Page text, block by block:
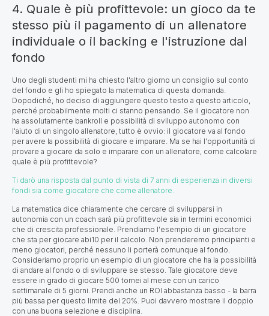
4. Quale è più profittevole: un gioco da te
stesso più il pagamento di un allenatore
individuale o il backing e l'istruzione dal
fondo
Uno degli studenti mi ha chiesto l'altro giorno un consiglio sul conto
del fondo e gli ho spiegato la matematica di questa domanda.
Dopodiché, ho deciso di aggiungere questo testo a questo articolo,
perché probabilmente molti ci stanno pensando. Se il giocatore non
ha assolutamente bankroll e possibilità di sviluppo autonomo con
l'aiuto di un singolo allenatore, tutto è ovvio: il giocatore va al fondo
per avere la possibilità di giocare e imparare. Ma se hai l'opportunità di
provare a giocare da solo e imparare con un allenatore, come calcolare
quale è più profittevole?
Ti darò una risposta dal punto di vista di 7 anni di esperienza in diversi
fondi sia come giocatore che come allenatore.
La matematica dice chiaramente che cercare di svilupparsi in
autonomia con un coach sarà più profittevole sia in termini economici
che di crescita professionale. Prendiamo l'esempio di un giocatore
che sta per giocare abi10 per il calcolo. Non prenderemo principianti e
meno giocatori, perché nessuno li porterà comunque al fondo.
Consideriamo proprio un esempio di un giocatore che ha la possibilità
di andare al fondo o di sviluppare se stesso. Tale giocatore deve
essere in grado di giocare 500 tornei al mese con un carico
settimanale di 5 giorni. Prendi anche un ROI abbastanza basso - la barra
più bassa per questo limite del 20%. Puoi davvero mostrare il doppio
con una buona selezione e disciplina.